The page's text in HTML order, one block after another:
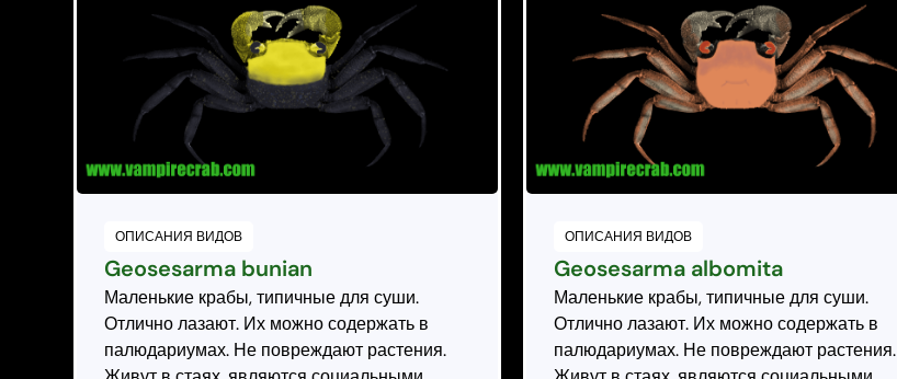
ОПИСАНИЯ ВИДОВ
Geosesarma bunian
Маленькие крабы, типичные для суши.
Отлично лазают. Их можно содержать в
палюдариумах. Не повреждают растения.
ОПИСАНИЯ ВИДОВ
Geosesarma albomita
Маленькие крабы, типичные для суши.
Отлично лазают. Их можно содержать в
палюдариумах. Не повреждают растения.